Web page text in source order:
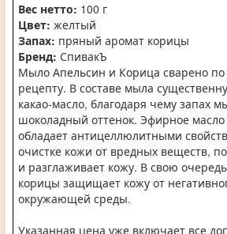
Вес нетто: 100 г
Цвет: желтый
Запах: пряный аромат корицы
Бренд: СпивакЪ
Мыло Апельсин и Корица сварено
рецепту. В составе мыла
какао-масло, благодаря чему запах
шоколадный оттенок. Эфирное масло
обладает антицеллюлитными
очистке кожи от вредных веществ,
и разглаживает кожу. В свою
корицы защищает кожу от
окружающей среды.
Указанная цена уже включает все